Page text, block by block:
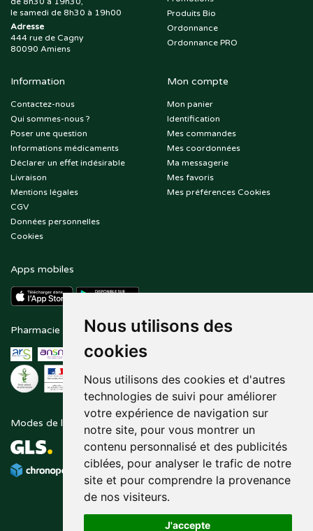
Nous utilisons des
cookies
Nous utilisons des cookies et d'autres
technologies de suivi pour améliorer
votre expérience de navigation sur
notre site, pour vous montrer un
contenu personnalisé et des publicités
ciblées, pour analyser le trafic de notre
site et pour comprendre la provenance
de nos visiteurs.
J'accepte
le samedi de 8h30 à 19h00
Adresse
444 rue de Cagny
80090 Amiens
Produits Bio
Ordonnance
Ordonnance PRO
Information
Contactez-nous
Qui sommes-nous ?
Poser une question
Informations médicaments
Déclarer un effet indésirable
Livraison
Mentions légales
CGV
Données personnelles
Cookies
Mon compte
Mon panier
Identification
Mes commandes
Mes coordonnées
Ma messagerie
Mes favoris
Mes préférences Cookies
Apps mobiles
Pharmacie en ligne agréée Paiement sécurisé
Modes de livraison Suivez-nous sur